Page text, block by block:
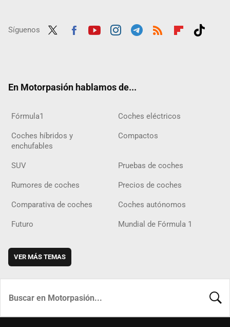
Síguenos
En Motorpasión hablamos de...
Fórmula1 Coches eléctricos
Coches híbridos y
enchufables
Compactos
SUV Pruebas de coches
Rumores de coches Precios de coches
Comparativa de coches Coches autónomos
Futuro Mundial de Fórmula 1
VER MÁS TEMAS